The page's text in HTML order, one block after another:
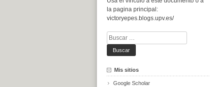
la pagina principal:
victoryepes.blogs.upv.es/
Buscar:
Mis sitios
Google Scholar